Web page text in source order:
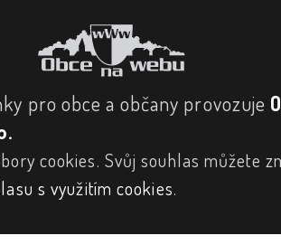
pro obce a občany provozuje
cookies. Svůj souhlas můžete
s využitím cookies.